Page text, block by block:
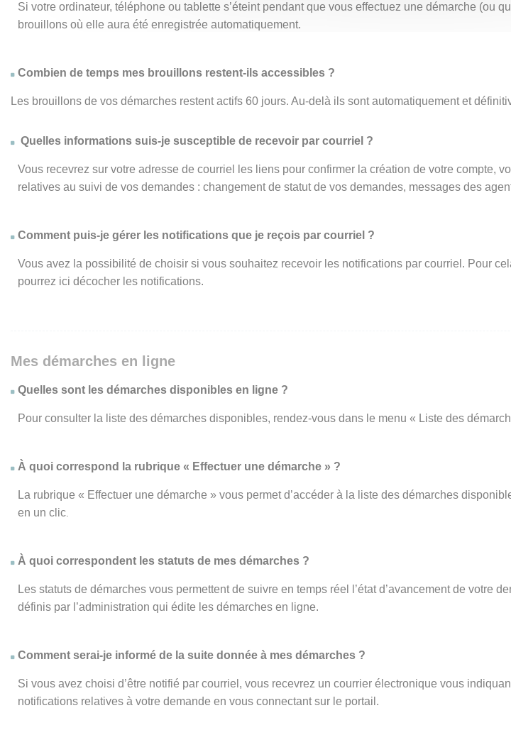
Si votre ordinateur, téléphone ou tablette s’éteint pendant que vous effectuez une démarche (ou
brouillons où elle aura été enregistrée automatiquement.
Combien de temps mes brouillons restent-ils accessibles ?
Les brouillons de vos démarches restent actifs 60 jours. Au-delà ils sont automatiquement et
Quelles informations suis-je susceptible de recevoir par courriel ?
Vous recevrez sur votre adresse de courriel les liens pour confirmer la création de votre compte,
relatives au suivi de vos demandes : changement de statut de vos demandes, messages des
Comment puis-je gérer les notifications que je reçois par courriel ?
Vous avez la possibilité de choisir si vous souhaitez recevoir les notifications par courriel. Pour
pourrez ici décocher les notifications.
Mes démarches en ligne
Quelles sont les démarches disponibles en ligne ?
Pour consulter la liste des démarches disponibles, rendez-vous dans le menu « Liste des
À quoi correspond la rubrique « Effectuer une démarche » ?
La rubrique « Effectuer une démarche » vous permet d’accéder à la liste des démarches
en un clic
À quoi correspondent les statuts de mes démarches ?
Les statuts de démarches vous permettent de suivre en temps réel l’état d’avancement de votre
définis par l’administration qui édite les démarches en ligne.
Comment serai-je informé de la suite donnée à mes démarches ?
Si vous avez choisi d’être notifié par courriel, vous recevrez un courrier électronique vous
notifications relatives à votre demande en vous connectant sur le portail.